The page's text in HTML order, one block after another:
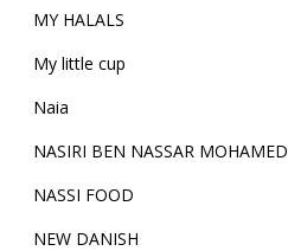
MY HALALS
My little cup
Naia
NASIRI BEN NASSAR MOHAMED
NASSI FOOD
NEW DANISH